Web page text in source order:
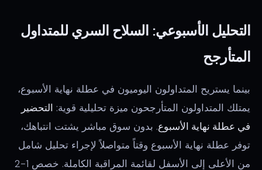
التحليل الأسبوعي: السلاح السري للمتداول
المتأرجح
بينما يستريح المتداولون اليوميون في عطلة نهاية الأسبوع،
يمتلك المتداولون المتأرجحون ميزة تحليلية قوية: التحضير
في عطلة نهاية الأسبوع. بدون سوق مباشر يشتت انتباهك،
توفر عطلة نهاية الأسبوع وقتاً متواصلاً لإجراء تحليل شامل
من الأعلى إلى الأسفل لقائمة المراقبة الكاملة. خصص 1-2